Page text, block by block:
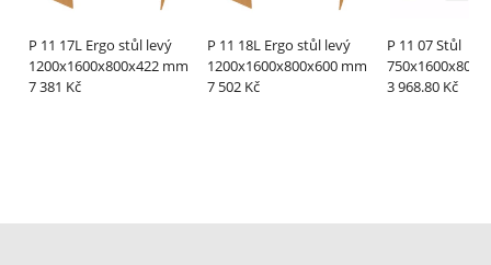
P 11 17L Ergo stůl levý
1200x1600x800x422 mm
7 381 Kč
P 11 18L Ergo stůl levý
1200x1600x800x600 mm
7 502 Kč
P 11 07 Stůl
750x1600x800
3 968.80 Kč